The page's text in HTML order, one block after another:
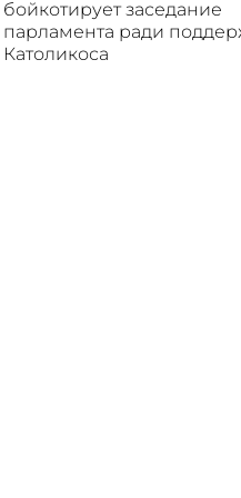
бойкотирует заседание
парламента ради
Католикоса